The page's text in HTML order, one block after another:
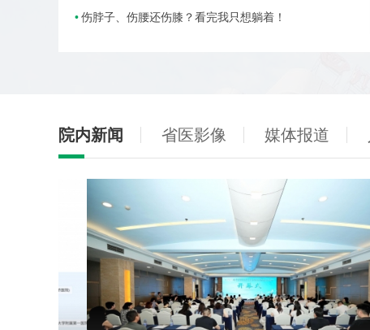
伤脖子、伤腰还伤膝？看完我只想躺着！
院内新闻 省医影像 媒体报道